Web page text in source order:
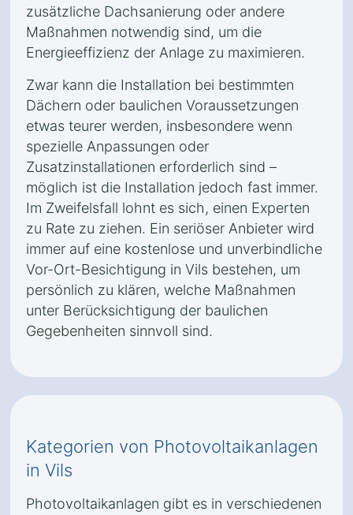
zusätzliche Dachsanierung oder andere
Maßnahmen notwendig sind, um die
Energieeffizienz der Anlage zu maximieren.
Zwar kann die Installation bei bestimmten
Dächern oder baulichen Voraussetzungen
etwas teurer werden, insbesondere wenn
spezielle Anpassungen oder
Zusatzinstallationen erforderlich sind –
möglich ist die Installation jedoch fast immer.
Im Zweifelsfall lohnt es sich, einen Experten
zu Rate zu ziehen. Ein seriöser Anbieter wird
immer auf eine kostenlose und unverbindliche
Vor-Ort-Besichtigung in Vils bestehen, um
persönlich zu klären, welche Maßnahmen
unter Berücksichtigung der baulichen
Gegebenheiten sinnvoll sind.
Kategorien von Photovoltaikanlagen
in Vils
Photovoltaikanlagen gibt es in verschiedenen